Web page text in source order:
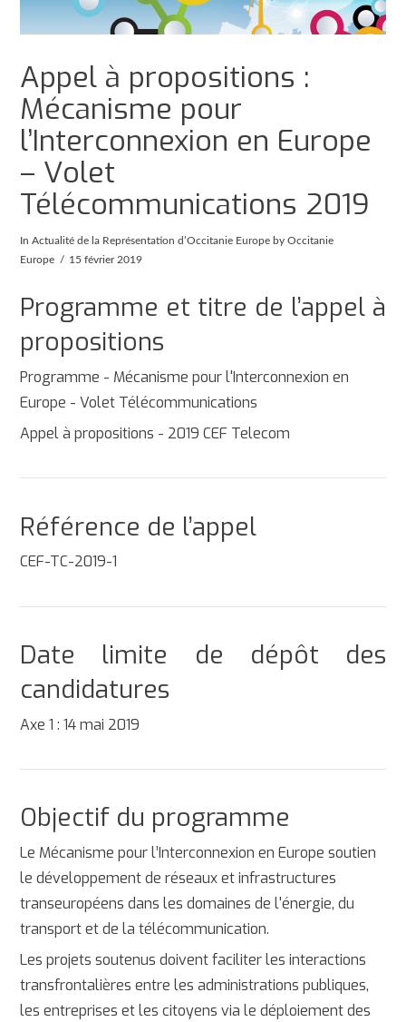
Appel à propositions :
Mécanisme pour
l’Interconnexion en Europe
– Volet
Télécommunications 2019
InActualité de la Représentation d’Occitanie Europe by Occitanie
Europe
15 février 2019
Programme et titre de l’appel à
propositions
Programme - Mécanisme pour l'Interconnexion en
Europe - Volet Télécommunications
Appel à propositions - 2019 CEF Telecom
Référence de l’appel
CEF-TC-2019-1
Date limite de dépôt des
candidatures
Axe 1 : 14 mai 2019
Objectif du programme
Le Mécanisme pour l’Interconnexion en Europe soutien
le développement de réseaux et infrastructures
transeuropéens dans les domaines de l'énergie, du
transport et de la télécommunication.
Les projets soutenus doivent faciliter les interactions
transfrontalières entre les administrations publiques,
les entreprises et les citoyens via le déploiement des